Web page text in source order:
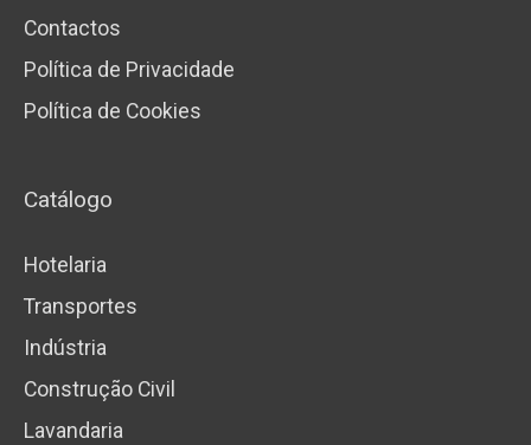
Contactos
Política de Privacidade
Política de Cookies
Catálogo
Hotelaria
Transportes
Indústria
Construção Civil
Lavandaria